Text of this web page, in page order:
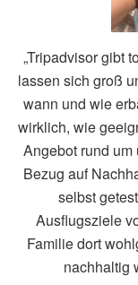
„Tripadvisor gibt
lassen sich groß
wann und wie
wirklich, wie
Angebot rund
Bezug auf
selbst
Ausflugsziele
Familie dort
nachhaltig